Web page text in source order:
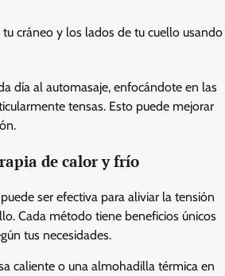
tu cráneo y los lados de tu cuello usando
día al automasaje, enfocándote en las
tensas. Esto puede mejorar
de calor y frío
ser efectiva para aliviar la tensión
Cada método tiene beneficios únicos
tus necesidades.
caliente o una almohadilla térmica en